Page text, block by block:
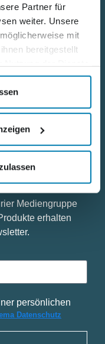
Partner für
weiter. Unsere
mit
bereitgestellt
Mediengruppe
erhalten
persönlichen
Datenschutz